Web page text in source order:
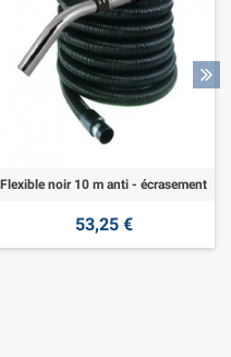
Flexible noir 10 m anti - écrasement
53,25 €